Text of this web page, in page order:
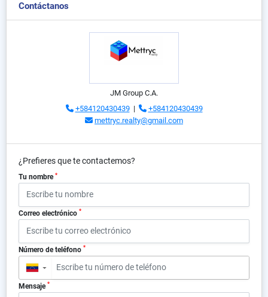
Contáctanos
JM Group C.A.
+584120430439|
+584120430439
mettryc.realty@gmail.com
¿Prefieres que te contactemos?
Tu nombre *
Correo electrónico *
Número de teléfono *
▼
Mensaje *